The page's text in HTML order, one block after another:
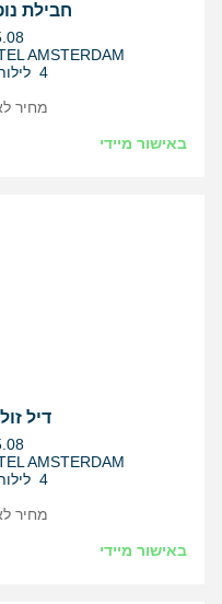
חבילת
AMSTERDAM
4 לילות
באישור מיידי
מחיר
דיל
AMSTERDAM
4 לילות
באישור מיידי
מחיר